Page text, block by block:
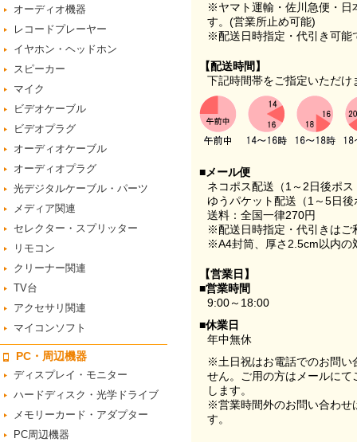
※ヤマト運輸・佐川急便・日
す。(営業所止め可能)
※配送日時指定・代引き可能
【配送時間】
下記時間帯をご指定いただけ
■メール便
ネコポス配送（1～2日後ポ
ゆうパケット配送（1～5日
送料：全国一律270円
※配送日時指定・代引きはご
※A4封筒、厚さ2.5cm以内の
【営業日】
■営業時間
9:00～18:00
■休業日
年中無休
※土日祝はお電話でのお問い
せん。ご用の方はメールに
します。
※営業時間外のお問い合わせ
す。
オーディオ機器
レコードプレーヤー
イヤホン・ヘッドホン
スピーカー
マイク
ビデオケーブル
ビデオプラグ
オーディオケーブル
オーディオプラグ
光デジタルケーブル・パーツ
メディア関連
セレクター・スプリッター
リモコン
クリーナー関連
TV台
アクセサリ関連
マイコンソフト
PC・周辺機器
ディスプレイ・モニター
ハードディスク・光学ドライブ
メモリーカード・アダプター
PC周辺機器